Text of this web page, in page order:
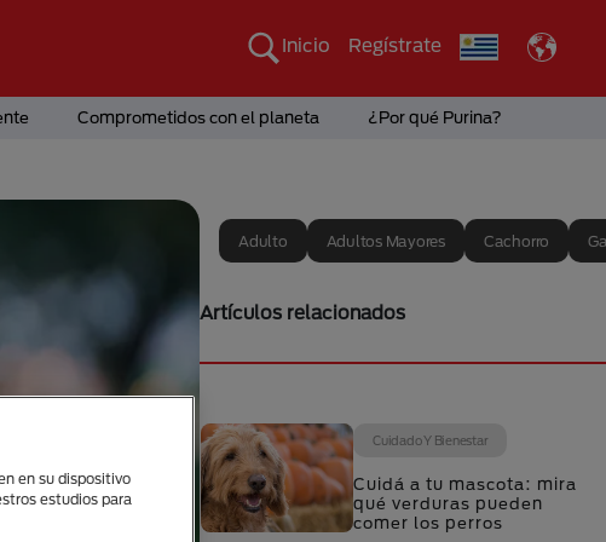
Inicio Regístrate
Comprometidos con el planeta ¿Por qué Purina?
Adulto Adultos Mayores Cachorro
Artículos relacionados
Cuidado Y Bienestar
Cuidá a tu mascota: mira
qué verduras pueden
comer los perros
en su dispositivo
estudios para